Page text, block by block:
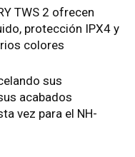
TWS 2 ofrecen
protección IPX4 y
colores
sus
acabados
vez para el NH-